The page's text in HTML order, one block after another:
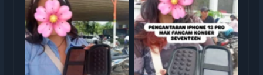
Sewa iphone Sewa iphone jakarta